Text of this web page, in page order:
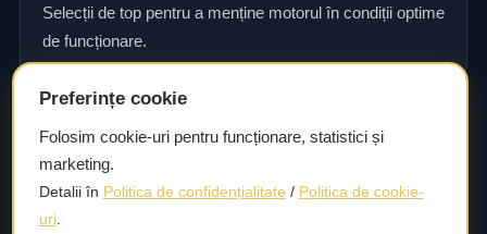
Selecții de top pentru a menține motorul în condiții optime
de funcționare.
Consultanță și asistență tehnică
Consultanță și asistență tehnică pentru alegerea pieselor
potrivite și efectuarea reparațiilor sau întreținerii corecte.
Preferințe cookie
Folosim cookie-uri pentru funcționare, statistici și
marketing.
Detalii în Politica de confidențialitate / Politica de cookie-
uri.